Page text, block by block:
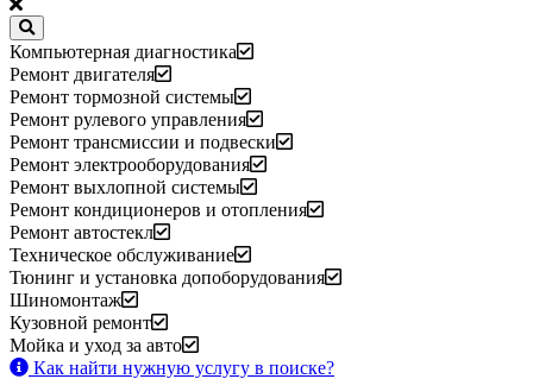
Компьютерная диагностика
Ремонт двигателя
Ремонт тормозной системы
Ремонт рулевого управления
Ремонт трансмиссии и подвески
Ремонт электрооборудования
Ремонт выхлопной системы
Ремонт кондиционеров и отопления
Ремонт автостекл
Техническое обслуживание
Тюнинг и установка допоборудования
Шиномонтаж
Кузовной ремонт
Мойка и уход за авто
Как найти нужную услугу в поиске?